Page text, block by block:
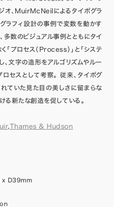
オ、MuirMcNeilによるタイポグラ
ラフィ設計の事例で変数を動かす
多数のビジュアル事例とともにタイ
「プロセス（Process）」と「システ
、文字の造形をアルゴリズムやルー
セスとして考察。 従来、タイポグ
ていた見た目の美しさに留まらな
る新たな創造を促している。
,Thames & Hudson
x D39mm